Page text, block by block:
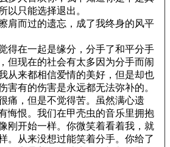
以只能选择退出。
肩而过的遗忘，成了我终身的风平
得在一起是缘分，分手了和平分手
但现在的社会有太多因为分手而闹
从来都相信爱情的美好，但是却也
害有的伤害是永远都无法弥补的。
痛，但是不觉得苦。虽然满心遗
悔恨。我们在甲壳虫的音乐里拥抱
刚开始一样。你微笑着看着我，就
。从来没想过能笑着分手。你给了